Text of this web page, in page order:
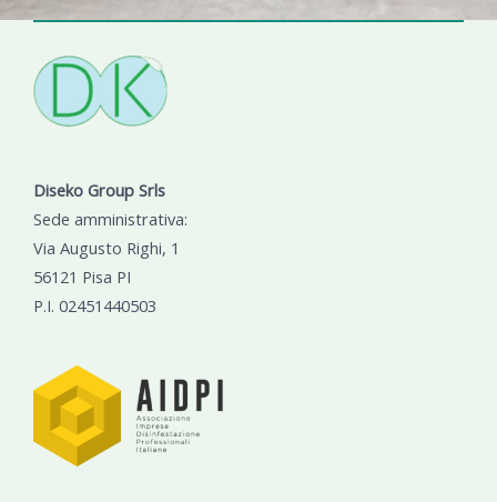
Diseko Group Srls
Sede amministrativa:
Via Augusto Righi, 1
56121 Pisa PI
P.I. 02451440503